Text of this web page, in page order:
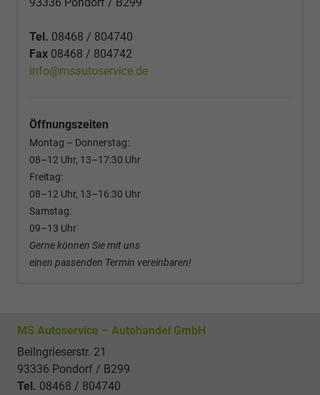
Tel. 08468 / 804740
Fax 08468 / 804742
info@msautoservice.de
Öffnungszeiten
Montag – Donnerstag:
08–12 Uhr, 13–17:30 Uhr
Freitag:
08–12 Uhr, 13–16:30 Uhr
Samstag:
09–13 Uhr
Gerne können Sie mit uns
einen passenden Termin vereinbaren!
MS Autoservice – Autohandel GmbH
Beilngrieserstr. 21
93336 Pondorf / B299
Tel. 08468 / 804740